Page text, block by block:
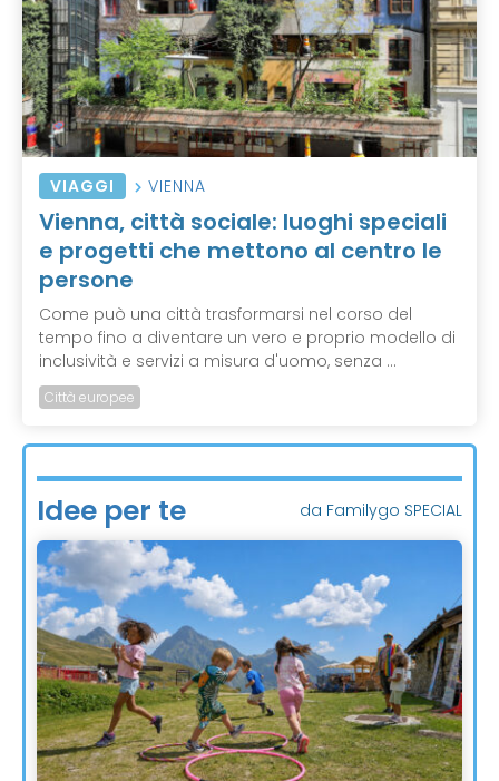
VIAGGI VIENNA
Vienna, città sociale: luoghi speciali
e progetti che mettono al centro le
persone
Come può una città trasformarsi nel corso del
tempo fino a diventare un vero e proprio modello di
inclusività e servizi a misura d'uomo, senza ...
Città europee
Idee per te da Familygo SPECIAL